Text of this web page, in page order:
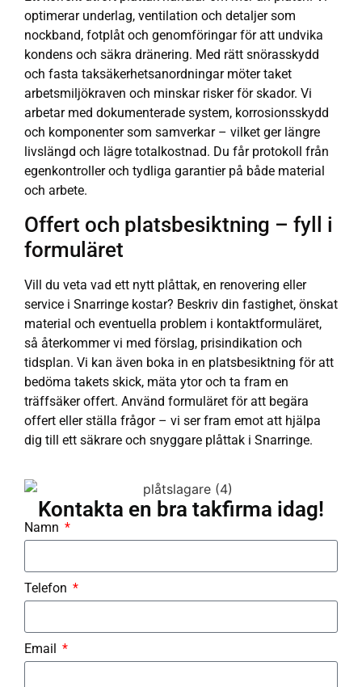
optimerar underlag, ventilation och detaljer som
nockband, fotplåt och genomföringar för att undvika
kondens och säkra dränering. Med rätt snörasskydd
och fasta taksäkerhetsanordningar möter taket
arbetsmiljökraven och minskar risker för skador. Vi
arbetar med dokumenterade system, korrosionsskydd
och komponenter som samverkar – vilket ger längre
livslängd och lägre totalkostnad. Du får protokoll från
egenkontroller och tydliga garantier på både material
och arbete.
Offert och platsbesiktning – fyll i
formuläret
Vill du veta vad ett nytt plåttak, en renovering eller
service i Snarringe kostar? Beskriv din fastighet, önskat
material och eventuella problem i kontaktformuläret,
så återkommer vi med förslag, prisindikation och
tidsplan. Vi kan även boka in en platsbesiktning för att
bedöma takets skick, mäta ytor och ta fram en
träffsäker offert. Använd formuläret för att begära
offert eller ställa frågor – vi ser fram emot att hjälpa
dig till ett säkrare och snyggare plåttak i Snarringe.
Kontakta en bra takfirma idag!
Namn
Telefon
Email